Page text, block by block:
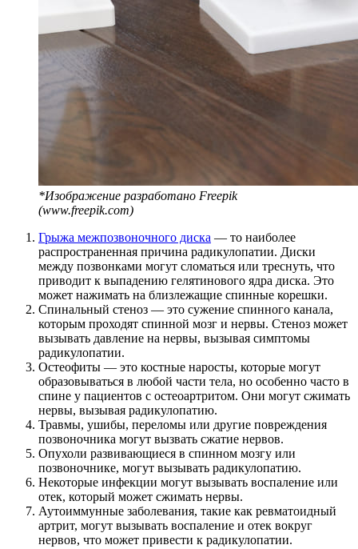
*Изображение разработано Freepik
(www.freepik.com)
Грыжа межпозвоночного диска — то наиболее
распространенная причина радикулопатии. Диски
между позвонками могут сломаться или треснуть, что
приводит к выпадению гелятинового ядра диска. Это
может нажимать на близлежащие спинные корешки.
Спинальный стеноз — это сужение спинного канала,
которым проходят спинной мозг и нервы. Стеноз может
вызывать давление на нервы, вызывая симптомы
радикулопатии.
Остеофиты — это костные наросты, которые могут
образовываться в любой части тела, но особенно часто в
спине у пациентов с остеоартритом. Они могут сжимать
нервы, вызывая радикулопатию.
Травмы, ушибы, переломы или другие повреждения
позвоночника могут вызвать сжатие нервов.
Опухоли развивающиеся в спинном мозгу или
позвоночнике, могут вызывать радикулопатию.
Некоторые инфекции могут вызывать воспаление или
отек, который может сжимать нервы.
Аутоиммунные заболевания, такие как ревматоидный
артрит, могут вызывать воспаление и отек вокруг
нервов, что может привести к радикулопатии.